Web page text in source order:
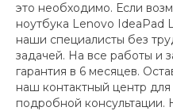
это необходимо. Если
ноутбука Lenovo IdeaPad
наши специалисты без
задачей. На все работы и
гарантия в 6 месяцев.
наш контактный центр
подробной